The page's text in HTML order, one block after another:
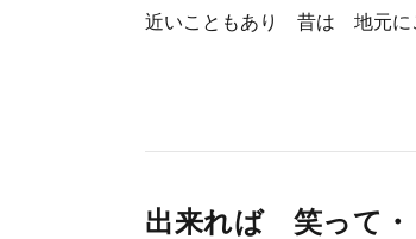
近いこともあり 昔は 地元に
出来れば 笑って・